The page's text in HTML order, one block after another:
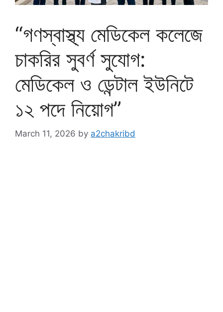
“গণস্বাস্থ্য মেডিকেল কলেজে
চাকরির সুবর্ণ সুযোগ:
মেডিকেল ও ডেন্টাল ইউনিটে
১২ পদে নিয়োগ”
March 11, 2026 by a2chakribd